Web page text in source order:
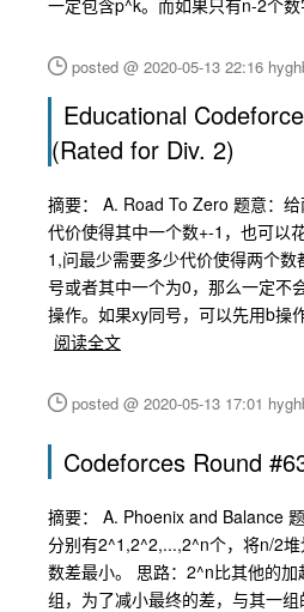
一定包含p^k。而如果只有n-2个
posted @ 2020-05-13 22:16
Educational
(Rated for Div. 2)
摘要： A. Road To Zero 题意：
代价使得其中一个数+-1，也可以
1,问最少需要多少代价使得两个
号或者其中一个为0，那么一定不
操作。如果xy同号，可以先用b操
阅读全文
posted @ 2020-05-13 17:01
Codeforces Round
摘要： A. Phoenix and Balance
分别有2^1,2^2,...,2^n个，将n/2
数差最小。 思路：2^n比其他的
组，为了减小最终的差，与其一